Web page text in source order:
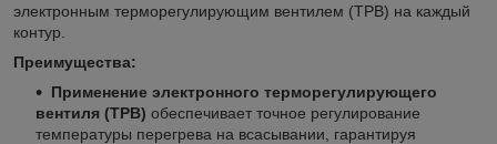
электронным терморегулирующим вентилем (ТРВ) на каждый
контур.
Преимущества:
Применение электронного терморегулирующего
вентиля (ТРВ) обеспечивает точное регулирование
температуры перегрева на всасывании, гарантируя